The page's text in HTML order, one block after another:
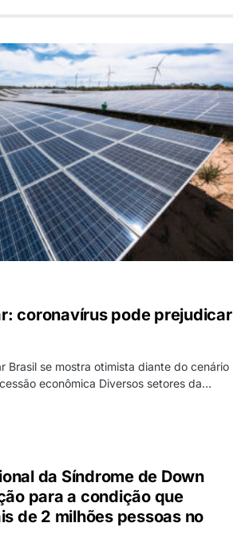
coronavírus pode prejudicar
Brasil se mostra otimista diante do cenário
econômica Diversos setores da…
da Síndrome de Down
para a condição que
de 2 milhões pessoas no